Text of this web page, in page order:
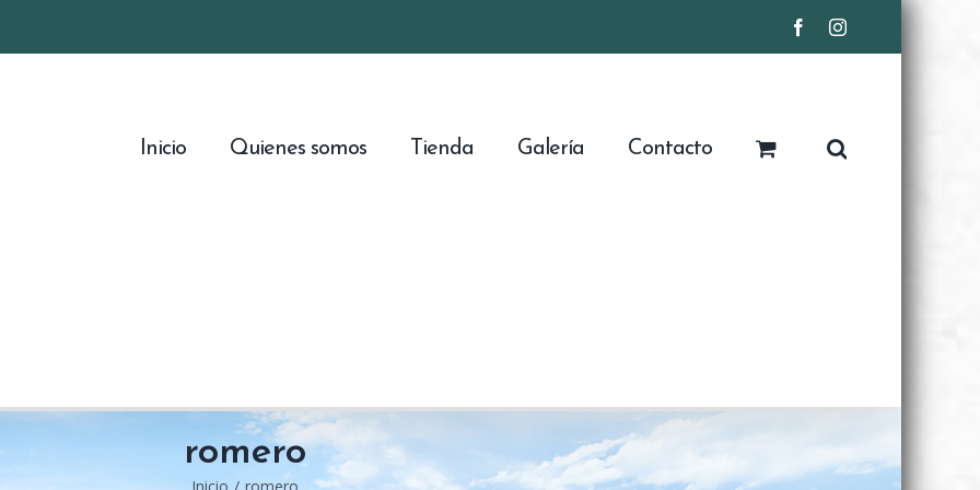
FacebookInstagram
Inicio Quienes somos Tienda Galería Contacto
romero